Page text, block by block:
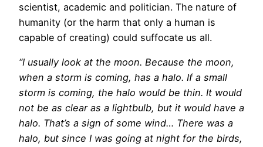
scientist, academic and politician. The nature of
humanity (or the harm that only a human is
capable of creating) could suffocate us all.
“I usually look at the moon. Because the moon,
when a storm is coming, has a halo. If a small
storm is coming, the halo would be thin. It would
not be as clear as a lightbulb, but it would have a
halo. That’s a sign of some wind… There was a
halo, but since I was going at night for the birds,